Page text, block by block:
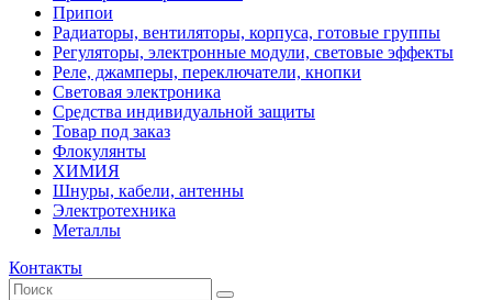
Припои
Радиаторы, вентиляторы, корпуса, готовые группы
Регуляторы, электронные модули, световые эффекты
Реле, джамперы, переключатели, кнопки
Световая электроника
Средства индивидуальной защиты
Товар под заказ
Флокулянты
ХИМИЯ
Шнуры, кабели, антенны
Электротехника
Металлы
Контакты